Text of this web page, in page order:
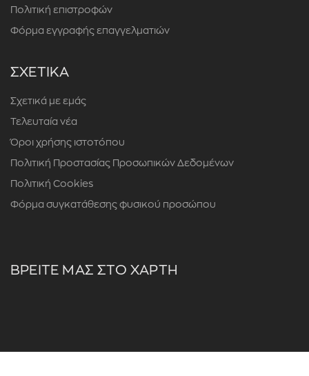
Πολιτική επιστροφών
Φόρμα εγγραφής επαγγελματιών
ΣΧΕΤΙΚΑ
Σχετικά με εμάς
Τελευταία νέα
Όροι χρήσης ιστοτόπου
Πολιτική Προστασίας Προσωπικών Δεδομένων
Πολιτική Cookies
Φόρμα συγκατάθεσης φυσικού προσώπου
ΒΡΕΙΤΕ ΜΑΣ ΣΤΟ ΧΑΡΤΗ